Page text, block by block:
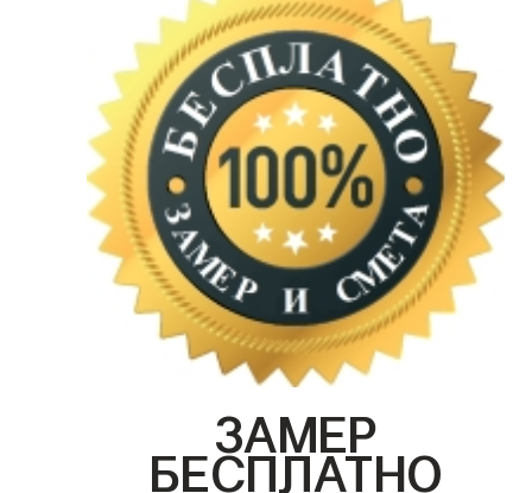
ЗАМЕР
БЕСПЛАТНО